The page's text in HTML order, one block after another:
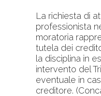
La richiesta di
professionista
moratoria
tutela dei
la disciplina in
intervento del
eventuale in
creditore.